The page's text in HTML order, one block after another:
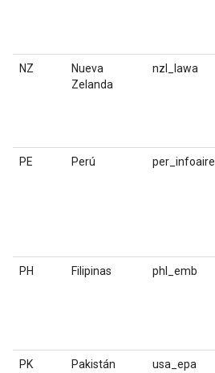
NZ
Nueva
Zelanda
nzl_lawa
PE Perú per_infoaire
PH Filipinas phl_emb
PK Pakistán usa_epa